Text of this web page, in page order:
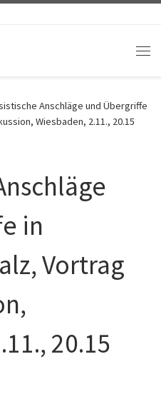
Anschläge und Übergriffe
Wiesbaden, 2.11., 20.15
in
Vortrag
20.15